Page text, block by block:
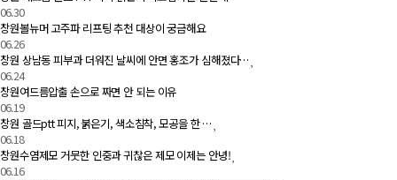
06.30
창원볼뉴머 고주파 리프팅 추천 대상이 궁금해요
06.26
창원 상남동 피부과 더워진 날씨에 안면 홍조가 심해졌다…
06.24
창원여드름압출 손으로 짜면 안 되는 이유
06.19
창원 골드ptt 피지, 붉은기, 색소침착, 모공을 한 …
06.18
창원수염제모 거뭇한 인중과 귀찮은 제모 이제는 안녕!
06.16